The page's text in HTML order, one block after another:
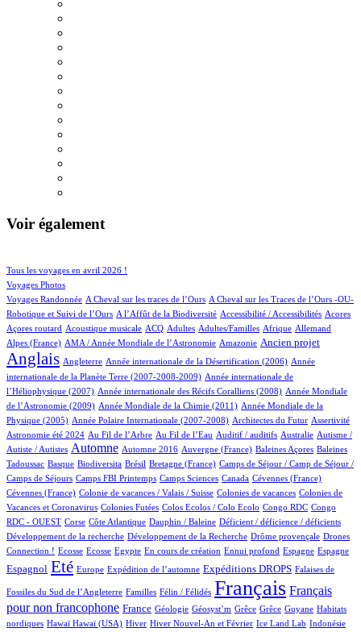
Voir également
Tous les voyages en avril 2026 !
205/964
Voyages Photos
158/964
Voyages Randonnée
4/964 A Cheval sur les traces de l’Ours
5/964
A Cheval sur les Traces de l’Ours -OU-
Robotique et Suivi de l’Ours
4/964 A l’Affût de la Biodiversité
2/964 Accessibilité / Accessibilités
3/964 Acores
1/964
Açores routard
2/964 Acoustique musicale
100/964 ACQ
27/964 Adultes
12/964 Adultes/Familles
2/964 Afrique
76/964 Allemand
21/964
Alpes (France)
14/964 AMA / Année Mondiale de l’Astronomie
5/964 Amazonie
272/964 Ancien projet
743/964
Anglais
68/964 Angleterre
6/964 Année internationale de la Désertification (2006)
14/964
Année
internationale de la Planète Terre (2007-2008-2009)
5/964
Année internationale de
l’Héliophysique (2007)
1/964 Année internationale des Récifs Coralliens (2008)
13/964
Année Mondiale
de l’Astronomie (2009)
2/964 Année Mondiale de la Chimie (2011)
17/964
Année Mondiale de la
Physique (2005)
5/964 Année Polaire Internationale (2007-2008)
3/964 Architectes du Futur
2/964 Assertivité
58/964
Astronomie été 2024
23/964 Au Fil de l’Arbre
15/964 Au Fil de l’Eau
2/964 Auditif / auditifs
1/964 Australie
2/964
Autisme /
Autiste / Autistes
450/964 Automne
4/964 Automne 2016
7/964 Auvergne (France)
1/964 Baleines Açores
2/964
Baleines
Tadoussac
1/964 Basque
78/964 Biodiversita
1/964 Brésil
14/964 Bretagne (France)
111/964
Camps de Séjour / Camp de Séjour /
Camps de Séjours
4/964 Camps FBI Printemps
14/964 Camps Sciences
6/964 Canada
3/964 Cévennes (France)
2/964
Cévennes (France)
1/964 Colonie de vacances / Valais / Suisse
4/964 Colonies de vacances
3/964
Colonies de
Vacances et Coronavirus
2/964 Colonies Futées
2/964 Colos Ecolos / Colo Ecolo
1/964 Congo RDC
2/964
Congo
RDC - OUEST
1/964 Corse
20/964 Côte Atlantique
1/964 Dauphin / Baleine
2/964 Déficient / déficience / déficients
1/964
Développement de la recherche
1/964 Développement de la Recherche
2/964 Drôme provençale
15/964
Drones
Connection !
1/964 Ecosse
1/964 Ecosse
1/964 Egypte
14/964 En cours de création
1/964 Ennui profond
24/964 Espagne
15/964 Espagne
266/964
Espagnol
735/964 Eté
12/964 Europe
183/964 Expédition de l’automne
278/964 Expéditions DROPS
5/964 Falaises de
Fossiles du Sud de l’Angleterre Familles Félin / Félidés Français Français
pour non francophone
300/964 France
40/964 Géologie
1/964 Géosyst’m
1/964 Grêce
1/964 Grêce
1/964 Guyane
3/964
Habitats
nordiques
2/964 Hawaï
2/964 Hawaï (USA)
152/964 Hiver
24/964 Hiver Nouvel-An et Février
9/964 Ice Land Lab
2/964 Indonésie
1/964